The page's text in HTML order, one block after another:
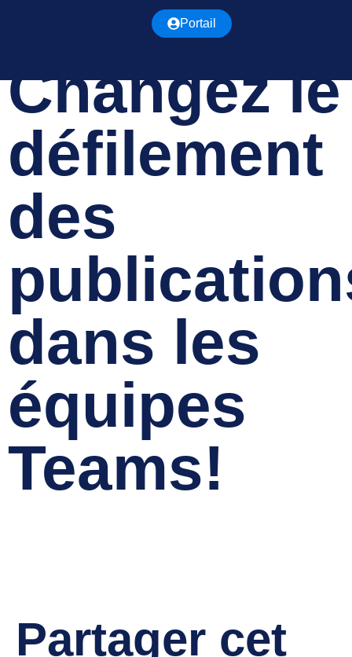
Portail
Changez le
défilement
des
dans les
équipes
Teams!
Partager cet